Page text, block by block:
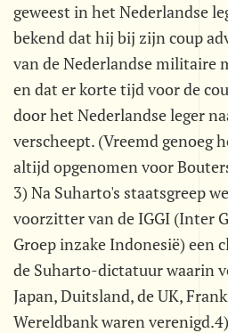
geweest in het Nederlandse
bekend dat hij bij zijn coup
van de Nederlandse militaire
en dat er korte tijd voor de
door het Nederlandse leger
verscheept. (Vreemd genoeg
altijd opgenomen voor
3) Na Suharto's staatsgreep
voorzitter van de IGGI (Inter
Groep inzake Indonesië) een
de Suharto-dictatuur waarin
Japan, Duitsland, de UK,
Wereldbank waren